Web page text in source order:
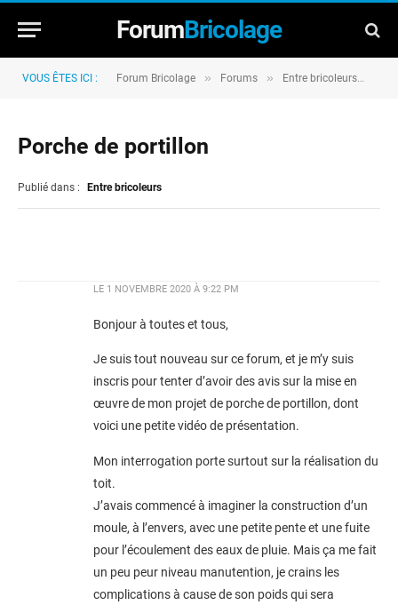
ForumBricolage
VOUS ÊTES ICI : Forum Bricolage » Forums » Entre bricoleurs
Porche de portillon
Publié dans : Entre bricoleurs
LE 1 NOVEMBRE 2020 À 9:22 PM
Bonjour à toutes et tous,
Je suis tout nouveau sur ce forum, et je m’y suis
inscris pour tenter d’avoir des avis sur la mise en
œuvre de mon projet de porche de portillon, dont
voici une petite vidéo de présentation.
Mon interrogation porte surtout sur la réalisation du
toit.
J’avais commencé à imaginer la construction d’un
moule, à l’envers, avec une petite pente et une fuite
pour l’écoulement des eaux de pluie. Mais ça me fait
un peu peur niveau manutention, je crains les
complications à cause de son poids qui sera